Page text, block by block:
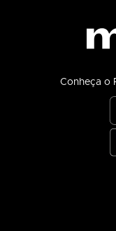
Conheça o